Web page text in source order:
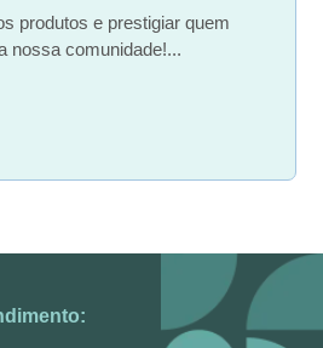
produtos e prestigiar quem
nossa comunidade!...